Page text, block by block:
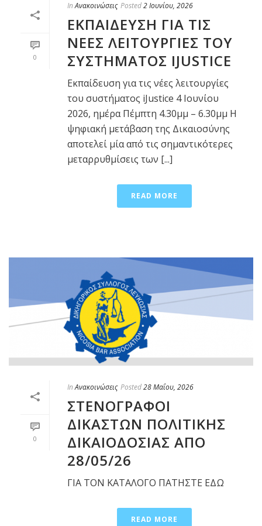
0
In Ανακοινώσεις Posted2 Ιουνίου, 2026
ΕΚΠΑΊΔΕΥΣΗ ΓΙΑ ΤΙΣ
ΝΈΕΣ ΛΕΙΤΟΥΡΓΊΕΣ ΤΟΥ
ΣΥΣΤΉΜΑΤΟΣ IJUSTICE
Εκπαίδευση για τις νέες λειτουργίες
του συστήματος iJustice 4 Ιουνίου
2026, ημέρα Πέμπτη 4.30μμ – 6.30μμ Η
ψηφιακή μετάβαση της Δικαιοσύνης
αποτελεί μία από τις σημαντικότερες
μεταρρυθμίσεις των [...]
READ MORE
0
In Ανακοινώσεις Posted28 Μαΐου, 2026
ΣΤΕΝΟΓΡΑΦΟΙ
ΔΙΚΑΣΤΩΝ ΠΟΛΙΤΙΚΗΣ
ΔΙΚΑΙΟΔΟΣΙΑΣ ΑΠΟ
28/05/26
ΓΙΑ ΤΟΝ ΚΑΤΑΛΟΓΟ ΠΑΤΗΣΤΕ ΕΔΩ
READ MORE